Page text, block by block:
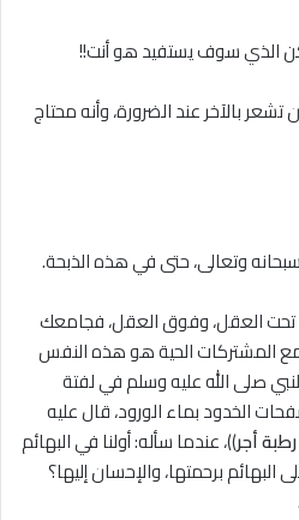
الذي سوف يستفيد هو أنت!!
بالآخر عند الضرورة، وأنه محتاج
وتعالى، حتى في هذه الذبحة.
العقل، وفوق العقل، فجامعك
المشتركات الحية هو هذه النفس
صلى الله عليه وسلم في لفتة
الخدود بماء الورود، قال عليه
أجر))، عندما سأله: أولنا في البهائم
برحمتها، والإحسان إليها؟